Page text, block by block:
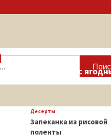
миндальной муке с
Десерты
Запеканка из рисовой
поленты